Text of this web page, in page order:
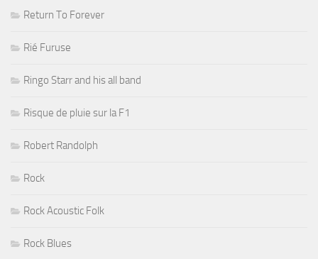
Return To Forever
Rié Furuse
Ringo Starr and his all band
Risque de pluie sur la F1
Robert Randolph
Rock
Rock Acoustic Folk
Rock Blues